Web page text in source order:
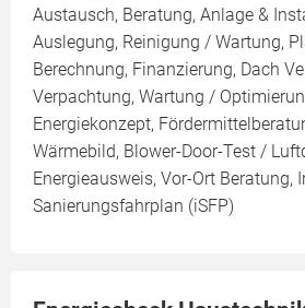
Austausch, Beratung, Anlage &
Auslegung, Reinigung / Wartung,
Berechnung, Finanzierung, Dach
Verpachtung, Wartung /
Energiekonzept,
Wärmebild, Blower-Door-Test /
Energieausweis, Vor-Ort Beratung,
Sanierungsfahrplan (iSFP)